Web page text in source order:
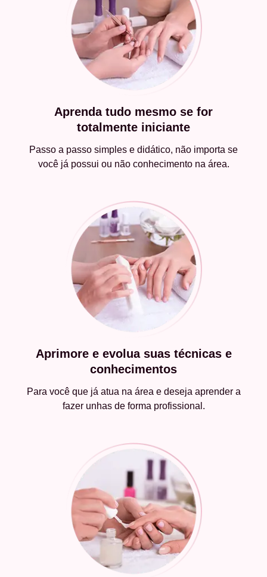
Aprenda tudo mesmo se for
totalmente iniciante
Passo a passo simples e didático, não importa se
você já possui ou não conhecimento na área.
Aprimore e evolua suas técnicas e
conhecimentos
Para você que já atua na área e deseja aprender a
fazer unhas de forma profissional.